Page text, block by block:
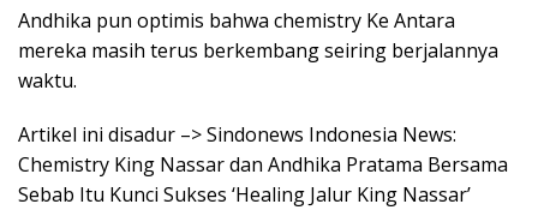
Andhika pun optimis bahwa chemistry Ke Antara
mereka masih terus berkembang seiring berjalannya
waktu.
Artikel ini disadur –> Sindonews Indonesia News:
Chemistry King Nassar dan Andhika Pratama Bersama
Sebab Itu Kunci Sukses ‘Healing Jalur King Nassar’